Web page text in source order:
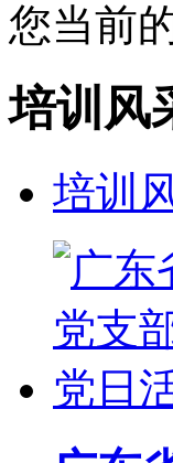
您当前
培训风
培训